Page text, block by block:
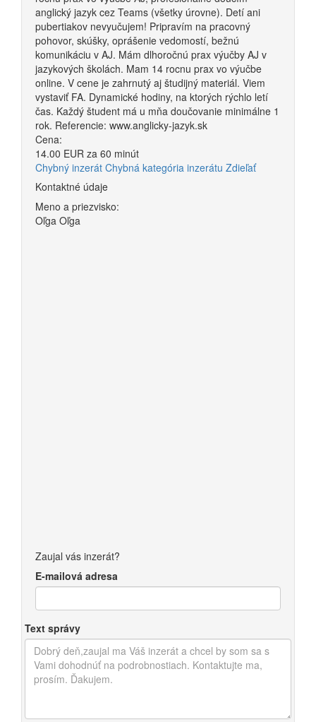
anglický jazyk cez Teams (všetky úrovne). Detí ani
pubertiakov nevyučujem! Pripravím na pracovný
pohovor, skúšky, oprášenie vedomostí, bežnú
komunikáciu v AJ. Mám dlhoročnú prax výučby AJ v
jazykových školách. Mam 14 rocnu prax vo výučbe
online. V cene je zahrnutý aj študijný materiál. Viem
vystaviť FA. Dynamické hodiny, na ktorých rýchlo letí
čas. Každý študent má u mňa doučovanie minimálne 1
rok. Referencie: www.anglicky-jazyk.sk
Cena:
14.00 EUR za 60 minút
Chybný inzerát Chybná kategória inzerátu Zdieľať
Kontaktné údaje
Meno a priezvisko:
Oľga Oľga
Zaujal vás inzerát?
E-mailová adresa
Text správy